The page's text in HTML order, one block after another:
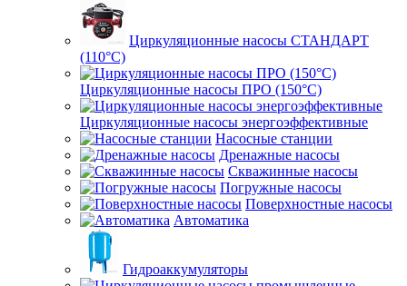
Циркуляционные насосы СТАНДАРТ
(110°C)
Циркуляционные насосы ПРО (150°C)
Циркуляционные насосы энергоэффективные
Насосные станции
Дренажные насосы
Скважинные насосы
Погружные насосы
Поверхностные насосы
Автоматика
Гидроаккумуляторы